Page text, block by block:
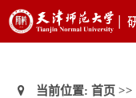
当前位置:首页 >>